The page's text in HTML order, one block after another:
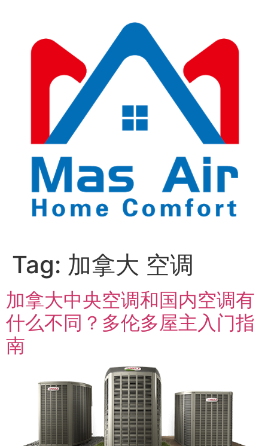
Tag: 加拿大 空调
加拿大中央空调和国内空调有
什么不同？多伦多屋主入门指
南